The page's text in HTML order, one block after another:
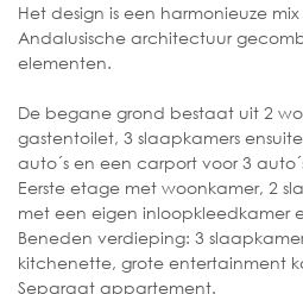
Het design is een harmonieuze
Andalusische architectuur
elementen.
De begane grond bestaat uit 2
gastentoilet, 3 slaapkamers
auto´s en een carport voor 3
Eerste etage met woonkamer, 2
met een eigen inloopkleedkamer
Beneden verdieping: 3
kitchenette, grote entertainment
Separaat appartement.